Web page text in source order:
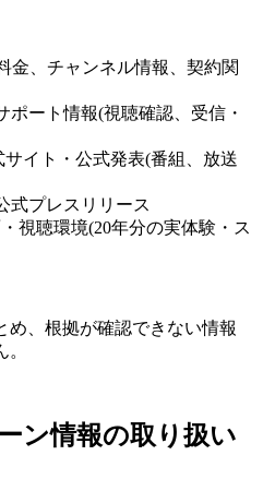
金、チャンネル情報、契約関
ポート情報(視聴確認、受信・
イト・公式発表(番組、放送
式プレスリリース
視聴環境(20年分の実体験・ス
め、根拠が確認できない情報
ン情報の取り扱い